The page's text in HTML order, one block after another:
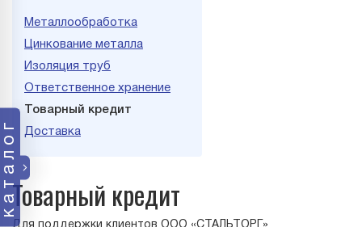
каталог
Металлообработка
Цинкование металла
Изоляция труб
Ответственное хранение
Товарный кредит
Доставка
Товарный кредит